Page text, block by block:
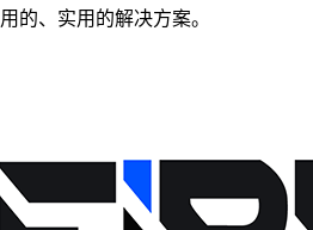
的、实用的解决方案。